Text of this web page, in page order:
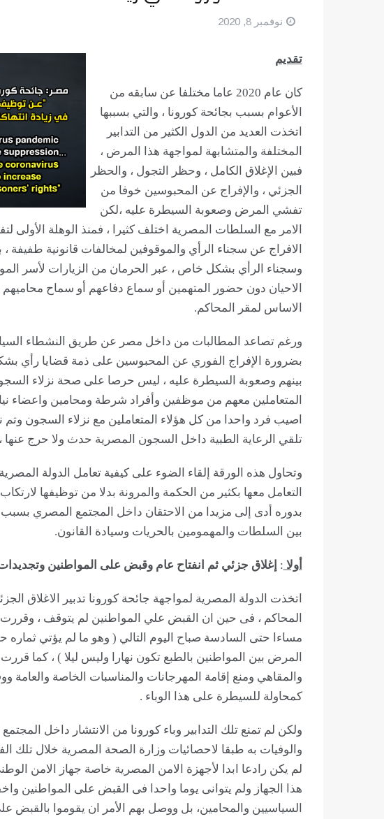
نوفمبر 8, 2020
تقديم
كان عام 2020 عاما مختلفا عن سابقه من
الأعوام بسبب بجائحة كورونا ، والتي بسببها
اتخذت العديد من الدول الكثير من التدابير
المختلفة والمتشابهة لمواجهة هذا المرض ،
فبين الإغلاق الكامل ، وحظر التجول ، والحظر
الجزئي ، والإفراج عن المحبوسين خوفا من
تفشي المرض وصعوبة السيطرة عليه ،لكن
الامر مع السلطات المصرية اختلف كثيرا ، فمنذ الوهلة الأولى
الافراج عن سجناء الرأي والموقوفين لمخالفات قانونية طفيفة
وسجناء الرأي بشكل خاص ، عبر الحرمان من الزيارات لأسر
الاحيان دون حضور المتهمين أو سماع دفاعهم أو سماح
الاساس لمقر المحاكم.
ورغم تصاعد المطالبات من داخل مصر عن طريق النشطاء
بضرورة الإفراج الفوري عن المحبوسين على ذمة قضايا
بينهم وصعوبة السيطرة عليه ، ليس حرصا على صحة نزلاء
المتعاملين معهم من موظفين وأفراد شرطة ومحامين واعضاء
اصيب فرد واحدا من كل هؤلاء المتعاملين مع نزلاء السجون
تلقي الرعاية الطبية داخل السجون المصرية حدث ولا حرج عنها
وتحاول هذه الورقة إلقاء الضوء على كيفية تعامل الدولة
التعامل معها بكثير من الحكمة والمرونة بدلا من توظيفها
بدوره أدى إلى مزيدا من الاحتقان داخل المجتمع المصري
بين السلطات والمهمومين بالحريات وسيادة القانون.
أولا : إغلاق جزئي ثم انفتاح عام وقبض على المواطنين وتجديدات
اتخذت الدولة المصرية لمواجهة جائحة كورونا تدبير الاغلاق
المحاكم ، فى حين ان القبض علي المواطنين لم يتوقف ،
مساءا حتى السادسة صباح اليوم التالي ( وهو ما لم يؤتي
المرض بين المواطنين بالطبع تكون نهارا وليس ليلا ) ، كما
والمقاهي ومنع إقامة المهرجانات والمناسبات الخاصة والعامة
كمحاولة للسيطرة على هذا الوباء .
ولكن لم تمنع تلك التدابير وباء كورونا من الانتشار داخل
والوفيات به طبقا لاحصائيات وزارة الصحة المصرية خلال تلك
لم يكن رادعا ابدا لأجهزة الامن المصرية خاصة جهاز الامن
هذا الجهاز ولم يتوانى يوما واحدا فى القبض على المواطنين
السياسيين والمحامين، بل ووصل بهم الأمر ان يقوموا بالقبض